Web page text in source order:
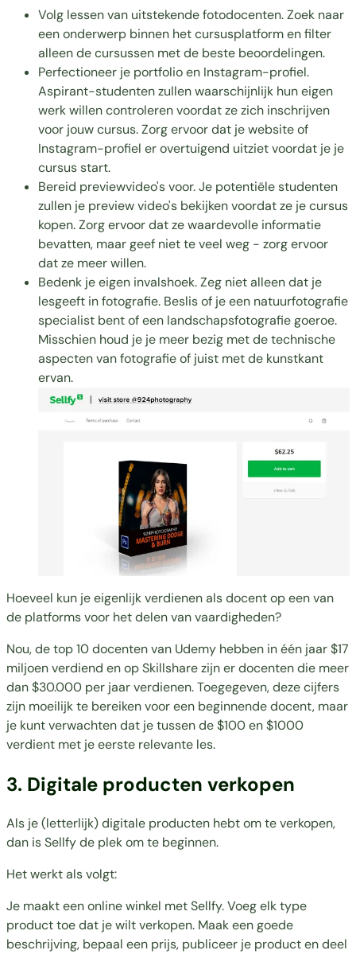
Volg lessen van uitstekende fotodocenten. Zoek naar
een onderwerp binnen het cursusplatform en filter
alleen de cursussen met de beste beoordelingen.
Perfectioneer je portfolio en Instagram-profiel.
Aspirant-studenten zullen waarschijnlijk hun eigen
werk willen controleren voordat ze zich inschrijven
voor jouw cursus. Zorg ervoor dat je website of
Instagram-profiel er overtuigend uitziet voordat je je
cursus start.
Bereid previewvideo's voor. Je potentiële studenten
zullen je preview video's bekijken voordat ze je cursus
kopen. Zorg ervoor dat ze waardevolle informatie
bevatten, maar geef niet te veel weg - zorg ervoor
dat ze meer willen.
Bedenk je eigen invalshoek. Zeg niet alleen dat je
lesgeeft in fotografie. Beslis of je een natuurfotografie
specialist bent of een landschapsfotografie goeroe.
Misschien houd je je meer bezig met de technische
aspecten van fotografie of juist met de kunstkant
ervan.
Hoeveel kun je eigenlijk verdienen als docent op een van
de platforms voor het delen van vaardigheden?
Nou, de top 10 docenten van Udemy hebben in één jaar$17
miljoen verdiend en op Skillshare zijn er docenten die meer
dan $30.000 per jaar verdienen. Toegegeven, deze cijfers
zijn moeilijk te bereiken voor een beginnende docent, maar
je kunt verwachten dat je tussen de $100 en $1000
verdient met je eerste relevante les.
3. Digitale producten verkopen
Als je (letterlijk) digitale producten hebt om te verkopen,
dan is Sellfy de plek om te beginnen.
Het werkt als volgt:
Je maakt een online winkel met Sellfy. Voeg elk type
product toe dat je wilt verkopen. Maak een goede
beschrijving, bepaal een prijs, publiceer je product en deel